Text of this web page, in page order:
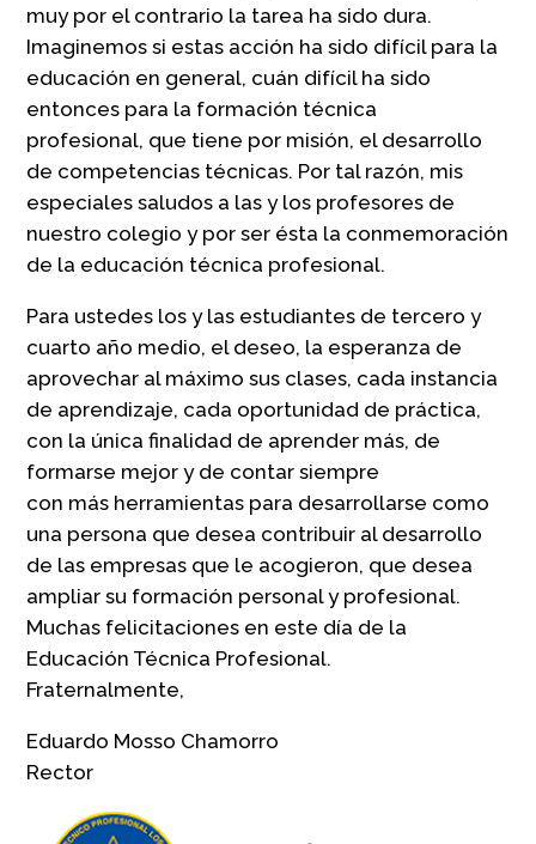
muy por el contrario la tarea ha sido dura.
Imaginemos si estas acción ha sido difícil para la
educación en general, cuán difícil ha sido
entonces para la formación técnica
profesional, que tiene por misión, el desarrollo
de competencias técnicas. Por tal razón, mis
especiales saludos a las y los profesores de
nuestro colegio y por ser ésta la conmemoración
de la educación técnica profesional.
Para ustedes los y las estudiantes de tercero y
cuarto año medio, el deseo, la esperanza de
aprovechar al máximo sus clases, cada instancia
de aprendizaje, cada oportunidad de práctica,
con la única finalidad de aprender más, de
formarse mejor y de contar siempre
con más herramientas para desarrollarse como
una persona que desea contribuir al desarrollo
de las empresas que le acogieron, que desea
ampliar su formación personal y profesional.
Muchas felicitaciones en este día de la
Educación Técnica Profesional.
Fraternalmente,
Eduardo Mosso Chamorro
Rector